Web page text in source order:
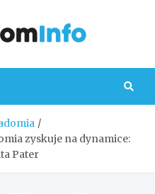
zyskuje na dynamice:
Pater